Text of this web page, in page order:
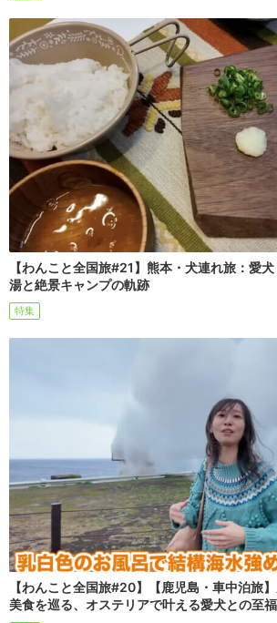
【わんこと全国旅#21】熊本・犬連れ旅：愛
湯と絶景キャンプの軌跡
特集
【わんこと全国旅#20】【鹿児島・車中泊旅
美食を巡る、オステリアで叶える愛犬との至